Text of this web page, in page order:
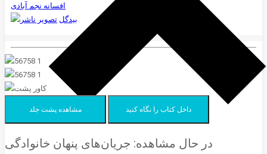
افسانه نجم آبادی
بیدگل
مشاهده پشت جلد داخل کتاب را نگاه کنید
در حال مشاهده: جریان‌های پنهان خانوادگی